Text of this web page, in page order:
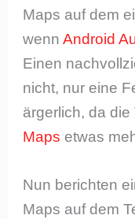
Maps auf dem
wennAndroid
Einen
nicht, nur eine
ärgerlich, da
Maps etwas
Nun berichten
Maps auf dem